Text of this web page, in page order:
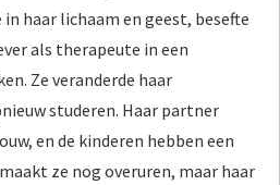
haar lichaam en geest, besefte
als therapeute in een
Ze veranderde haar
studeren. Haar partner
en de kinderen hebben een
ze nog overuren, maar haar